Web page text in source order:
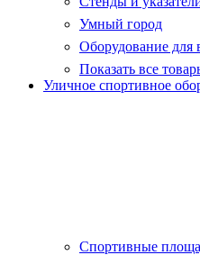
Умный город
Оборудование для
Показать все
Уличное спортивное
Спортивные